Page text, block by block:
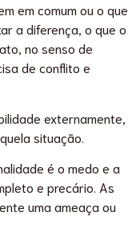
em comum ou o que
a diferença, o que o
no senso de
de conflito e
externamente,
situação.
é o medo e a
e precário. As
uma ameaça ou